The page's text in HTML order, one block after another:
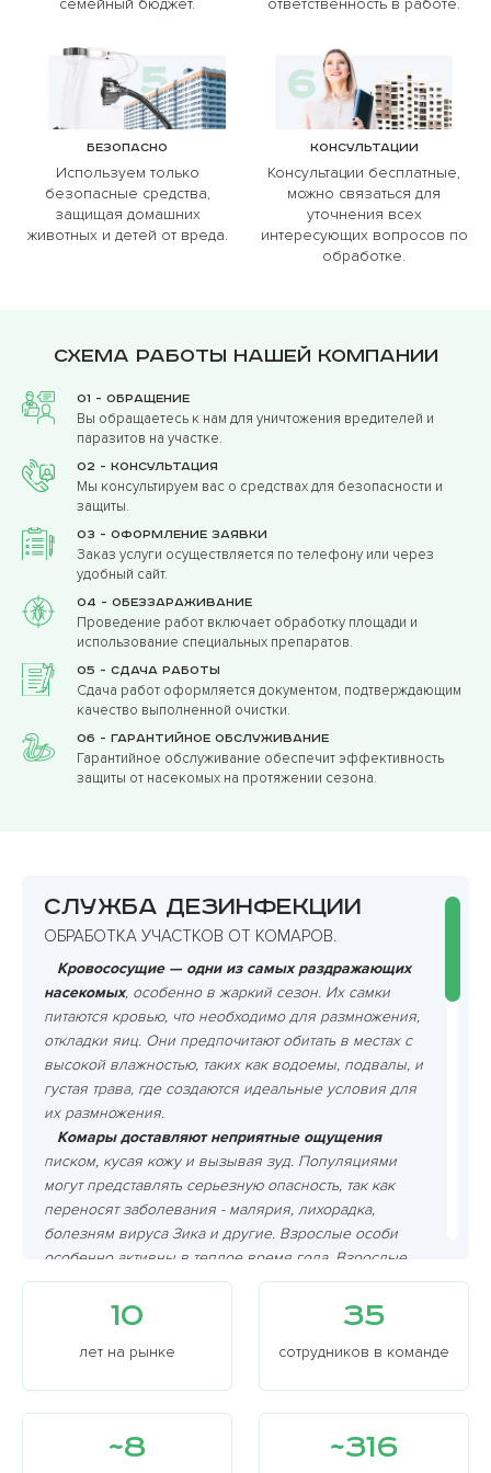
Безопасно
Используем только
безопасные средства,
защищая домашних
животных и детей от вреда.
Консультации
Консультации бесплатные,
можно связаться для
уточнения всех
интересующих вопросов по
обработке.
Схема работы нашей компании
01 - Обращение
Вы обращаетесь к нам для уничтожения вредителей и
паразитов на участке.
02 - Консультация
Мы консультируем вас о средствах для безопасности и
защиты.
03 - Оформление заявки
Заказ услуги осуществляется по телефону или через
удобный сайт.
04 - Обеззараживание
Проведение работ включает обработку площади и
использование специальных препаратов.
05 - Сдача работы
Сдача работ оформляется документом, подтверждающим
качество выполненной очистки.
06 - Гарантийное обслуживание
Гарантийное обслуживание обеспечит эффективность
защиты от насекомых на протяжении сезона.
Служба дезинфекции
ОБРАБОТКА УЧАСТКОВ ОТ КОМАРОВ.
Кровососущие — одни из самых раздражающих
насекомых, особенно в жаркий сезон. Их самки
питаются кровью, что необходимо для размножения,
откладки яиц. Они предпочитают обитать в местах с
высокой влажностью, таких как водоемы, подвалы, и
густая трава, где создаются идеальные условия для
их размножения.
Комары доставляют неприятные ощущения
писком, кусая кожу и вызывая зуд. Популяциями
могут представлять серьезную опасность, так как
переносят заболевания - малярия, лихорадка,
болезням вируса Зика и другие. Взрослые особи
особенно активны в теплое время года. Взрослые
самки кусачих вредителей кусают людей, животных,
так как для размножения им требуется кровь. Их
укусы сопровождаются зудом, отеками, способных
вызывать аллергию.
самостоятельно не возможно. Они обитают в местах
10
лет на рынке
35
сотрудников в команде
~8 ~316